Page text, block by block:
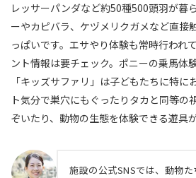
レッサーパンダなど約50種500頭羽が暮
ーやカピバラ、ケヅメリクガメなど直接
っぱいです。エサやり体験も常時行われ
ント情報は要チェック。ポニーの乗馬体
「キッズサファリ」は子どもたちに特に
ト気分で巣穴にもぐったりタカと同等の
ぞいたり、動物の生態を体験できる遊具
施設の公式SNSでは、動物